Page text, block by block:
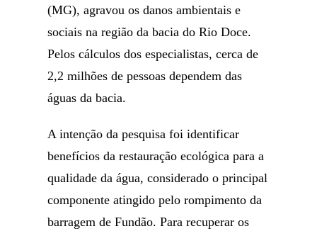
(MG), agravou os danos ambientais e
sociais na região da bacia do Rio Doce.
Pelos cálculos dos especialistas, cerca de
2,2 milhões de pessoas dependem das
águas da bacia.
A intenção da pesquisa foi identificar
benefícios da restauração ecológica para a
qualidade da água, considerado o principal
componente atingido pelo rompimento da
barragem de Fundão. Para recuperar os